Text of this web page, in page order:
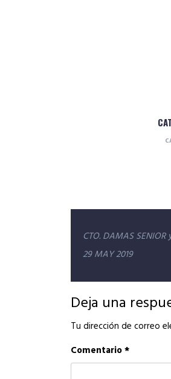
Navegación
de
entradas
CTO. DAMAS SENIOR
29 MAY 2019
Deja una
Tu dirección de correo
Comentario*